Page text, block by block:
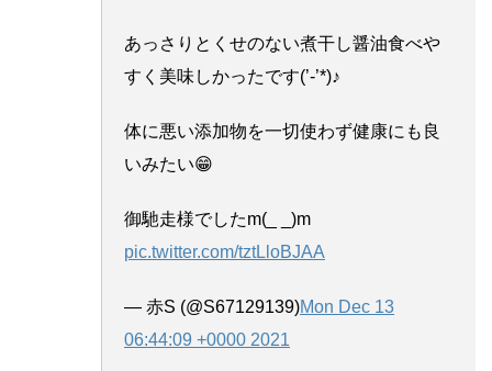
あっさりとくせのない煮干し醤油食べや
すく美味しかったです(’-’*)♪
体に悪い添加物を一切使わず健康にも良
いみたい😁
御馳走様でしたm(_ _)m
pic.twitter.com/tztLloBJAA
— 赤S (@S67129139)Mon Dec 13
06:44:09 +0000 2021